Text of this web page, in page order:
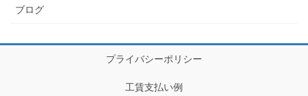
ブログ
プライバシーポリシー
工賃支払い例